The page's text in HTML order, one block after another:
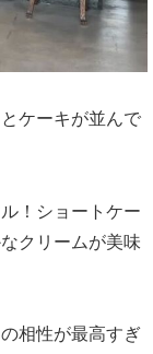
ケーキが並んで
！ショートケー
クリームが美味
相性が最高すぎ